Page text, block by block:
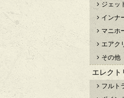
ジェッ
インナ
マニホ
エアク
その他
エレクト
フルト